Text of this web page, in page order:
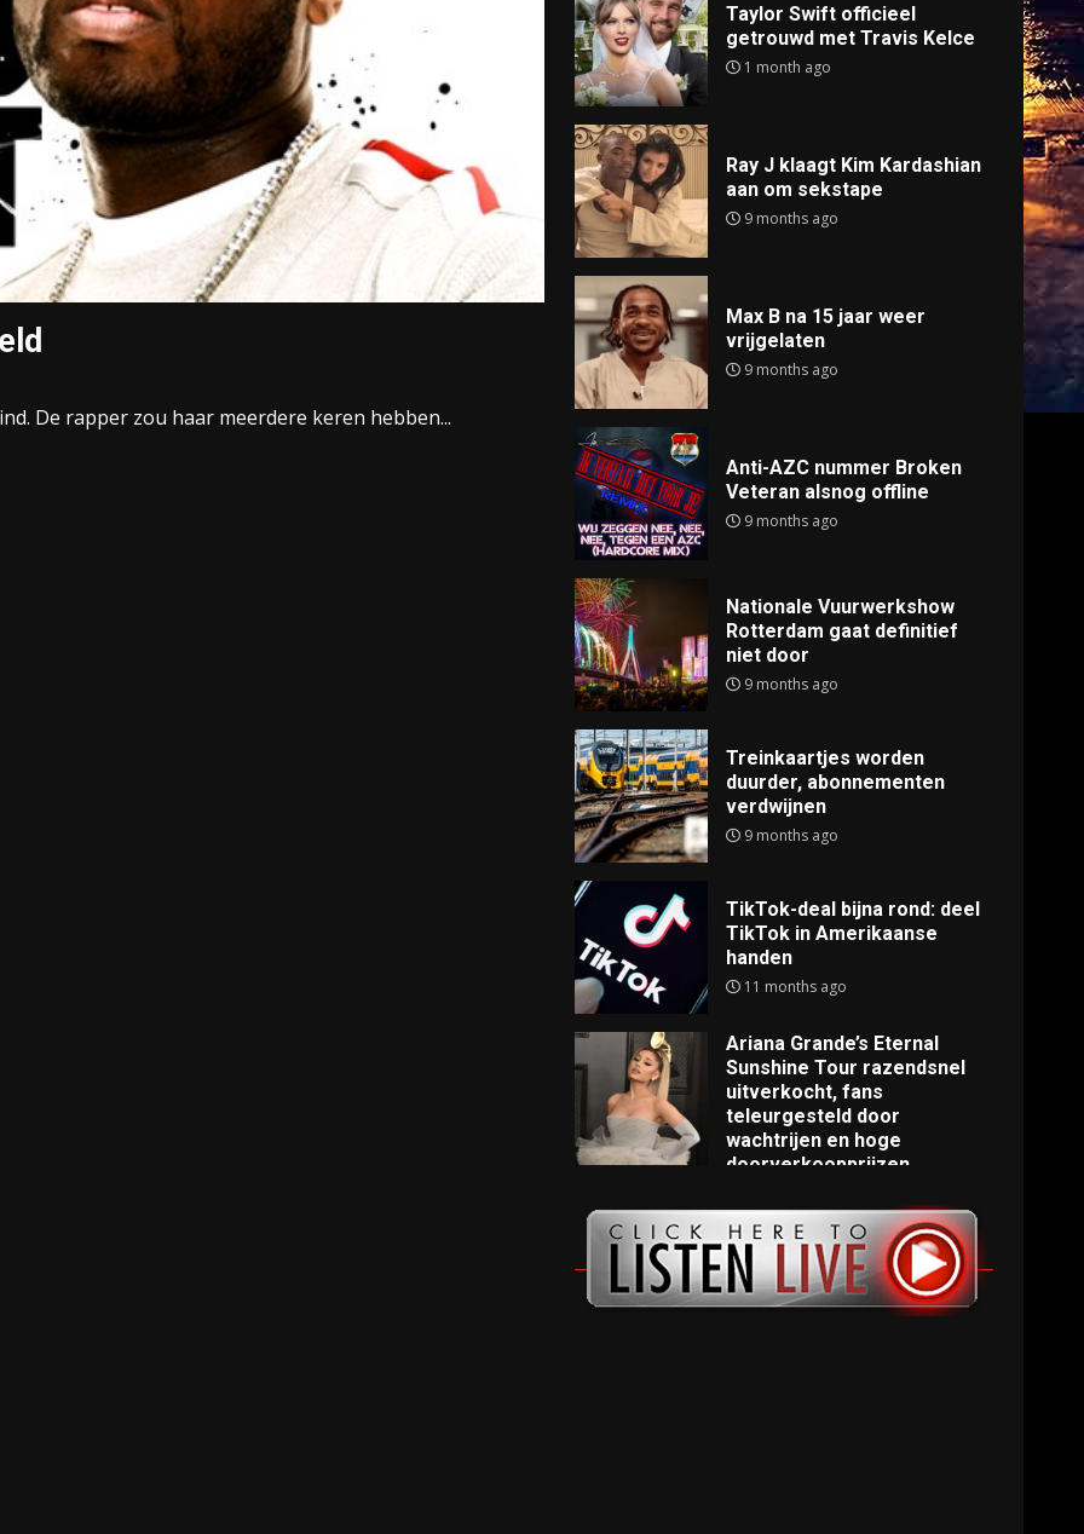
De rapper zou haar meerdere keren hebben...
Taylor Swift officieel
getrouwd met Travis Kelce
1 month ago
Ray J klaagt Kim Kardashian
aan om sekstape
9 months ago
Max B na 15 jaar weer
vrijgelaten
9 months ago
Anti-AZC nummer Broken
Veteran alsnog offline
9 months ago
Nationale Vuurwerkshow
Rotterdam gaat definitief
niet door
9 months ago
Treinkaartjes worden
duurder, abonnementen
verdwijnen
9 months ago
TikTok-deal bijna rond: deel
TikTok in Amerikaanse
handen
11 months ago
Ariana Grande’s Eternal
Sunshine Tour razendsnel
uitverkocht, fans
teleurgesteld door
wachtrijen en hoge
doorverkoopprijzen